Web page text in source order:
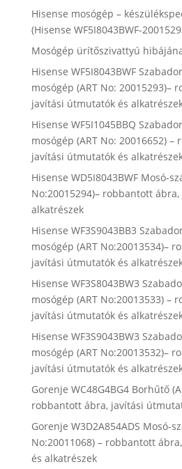
Hisense mosógép –
(Hisense WF5I8043BWF-
Mosógép ürítőszivattyú
Hisense WF5I8043BWF
mosógép (ART No: 20015293)–
javítási útmutatók és
Hisense WF5I1045BBQ
mosógép (ART No: 20016652)
javítási útmutatók és
Hisense WD5I8043BWF Mosó-
No:20015294)– robbantott
alkatrészek
Hisense WF3S9043BB3
mosógép (ART No:20013534)–
javítási útmutatók és
Hisense WF3S8043BW3
mosógép (ART No:20013533) –
javítási útmutatók és
Hisense WF3S9043BW3
mosógép (ART No:20013532)–
javítási útmutatók és
Gorenje WC48G4BG4 Borhűtő
robbantott ábra, javítási
Gorenje W3D2A854ADS Mosó-
No:20011068) – robbantott
és alkatrészek